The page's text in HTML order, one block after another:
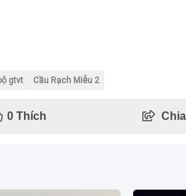
gtvt Cầu Rạch Miễu 2
0Thích